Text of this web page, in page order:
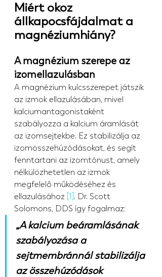
Miért okoz
állkapocsfájdalmat a
magnéziumhiány?
A magnézium szerepe az
izomellazulásban
A magnézium kulcsszerepet játszik
az izmok ellazulásában, mivel
kalciumantagonistaként
szabályozza a kalcium áramlását
az izomsejtekbe. Ez stabilizálja az
izomösszehúzódásokat, és segít
fenntartani az izomtónust, amely
nélkülözhetetlen az izmok
megfelelő működéséhez és
ellazulásához [1] . Dr. Scott
Solomons, DDS így fogalmaz:
„A kalcium beáramlásának
szabályozása a
sejtmembránnál stabilizálja
az összehúzódások